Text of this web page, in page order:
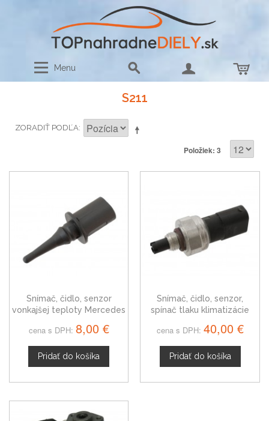
Menu
S211
ZORADIŤ PODĽA
Položiek: 3
Snímač, čidlo, senzor
vonkajšej teploty Mercedes
cena s DPH: 8,00 €
Pridať do košíka
Snímač, čidlo, senzor,
spínač tlaku klimatizácie
E
cena s DPH: 40,00 €
Pridať do košíka